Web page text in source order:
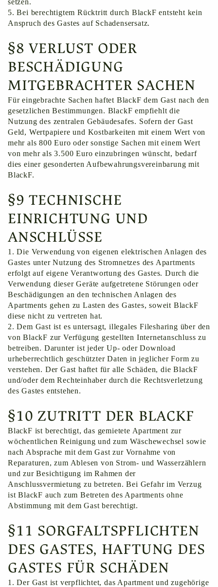
setzen.
5. Bei berechtigtem Rücktritt durch BlackF entsteht kein
Anspruch des Gastes auf Schadensersatz.
§8 VERLUST ODER
BESCHÄDIGUNG
MITGEBRACHTER SACHEN
Für eingebrachte Sachen haftet BlackF dem Gast nach den
gesetzlichen Bestimmungen. BlackF empfiehlt die
Nutzung des zentralen Gebäudesafes. Sofern der Gast
Geld, Wertpapiere und Kostbarkeiten mit einem Wert von
mehr als 800 Euro oder sonstige Sachen mit einem Wert
von mehr als 3.500 Euro einzubringen wünscht, bedarf
dies einer gesonderten Aufbewahrungsvereinbarung mit
BlackF.
§9 TECHNISCHE
EINRICHTUNG UND
ANSCHLÜSSE
1. Die Verwendung von eigenen elektrischen Anlagen des
Gastes unter Nutzung des Stromnetzes des Apartments
erfolgt auf eigene Verantwortung des Gastes. Durch die
Verwendung dieser Geräte aufgetretene Störungen oder
Beschädigungen an den technischen Anlagen des
Apartments gehen zu Lasten des Gastes, soweit BlackF
diese nicht zu vertreten hat.
2. Dem Gast ist es untersagt, illegales Filesharing über den
von BlackF zur Verfügung gestellten Internetanschluss zu
betreiben. Darunter ist jeder Up- oder Download
urheberrechtlich geschützter Daten in jeglicher Form zu
verstehen. Der Gast haftet für alle Schäden, die BlackF
und/oder dem Rechteinhaber durch die Rechtsverletzung
des Gastes entstehen.
§10 ZUTRITT DER BLACKF
BlackF ist berechtigt, das gemietete Apartment zur
wöchentlichen Reinigung und zum Wäschewechsel sowie
nach Absprache mit dem Gast zur Vornahme von
Reparaturen, zum Ablesen von Strom- und Wasserzählern
und zur Besichtigung im Rahmen der
Anschlussvermietung zu betreten. Bei Gefahr im Verzug
ist BlackF auch zum Betreten des Apartments ohne
Abstimmung mit dem Gast berechtigt.
§11 SORGFALTSPFLICHTEN
DES GASTES, HAFTUNG DES
GASTES FÜR SCHÄDEN
1. Der Gast ist verpflichtet, das Apartment und zugehörige